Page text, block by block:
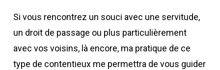
Si vous rencontrez un souci avec une servitude,
un droit de passage ou plus particulièrement
avec vos voisins, là encore, ma pratique de ce
type de contentieux me permettra de vous guider